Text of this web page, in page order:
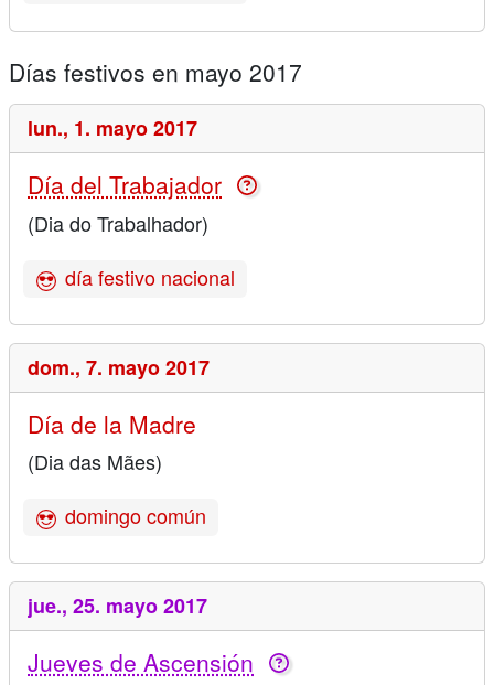
Días festivos en mayo 2017
lun., 1. mayo 2017
Día del Trabajador
(Dia do Trabalhador)
día festivo nacional
dom., 7. mayo 2017
Día de la Madre
(Dia das Mães)
domingo común
jue., 25. mayo 2017
Jueves de Ascensión